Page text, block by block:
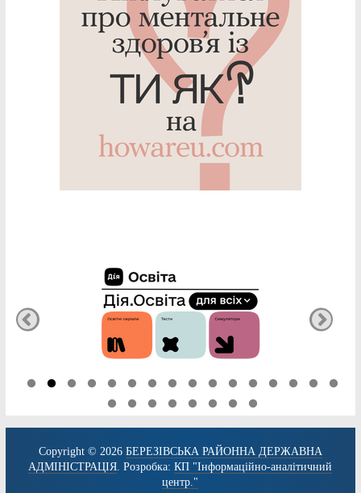
Copyright © 2026 БЕРЕЗІВСЬКА РАЙОННА ДЕРЖАВНА
АДМІНІСТРАЦІЯ. Розробка:КП "Інформаційно-аналітичний
центр."